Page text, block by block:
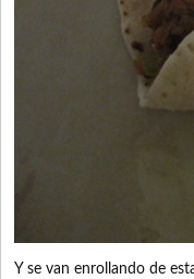
Y se van enrollando de